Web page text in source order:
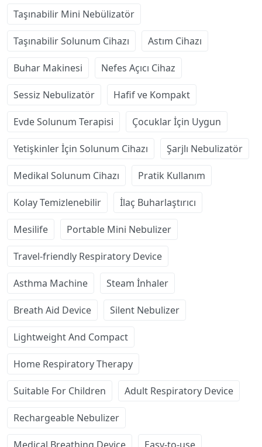
Taşınabilir Mini Nebülizatör
Taşınabilir Solunum Cihazı Astım Cihazı
Buhar Makinesi Nefes Açıcı Cihaz
Sessiz Nebulizatör Hafif ve Kompakt
Evde Solunum Terapisi Çocuklar İçin Uygun
Yetişkinler İçin Solunum Cihazı Şarjlı Nebulizatör
Medikal Solunum Cihazı Pratik Kullanım
Kolay Temizlenebilir İlaç Buharlaştırıcı
Mesilife Portable Mini Nebulizer
Travel-friendly Respiratory Device
Asthma Machine Steam İnhaler
Breath Aid Device Silent Nebulizer
Lightweight And Compact
Home Respiratory Therapy
Suitable For Children Adult Respiratory Device
Rechargeable Nebulizer